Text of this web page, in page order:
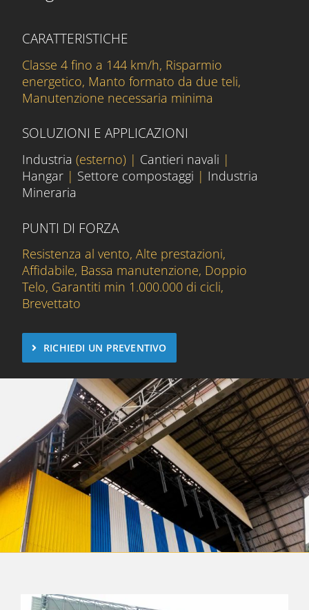
CARATTERISTICHE
Classe 4 fino a 144 km/h, Risparmio
energetico, Manto formato da due teli,
Manutenzione necessaria minima
SOLUZIONI E APPLICAZIONI
Industria (esterno) | Cantieri navali |
Hangar| Settore compostaggi | Industria
Mineraria
PUNTI DI FORZA
Resistenza al vento, Alte prestazioni,
Affidabile, Bassa manutenzione, Doppio
Telo, Garantiti min 1.000.000 di cicli,
Brevettato
RICHIEDI UN PREVENTIVO